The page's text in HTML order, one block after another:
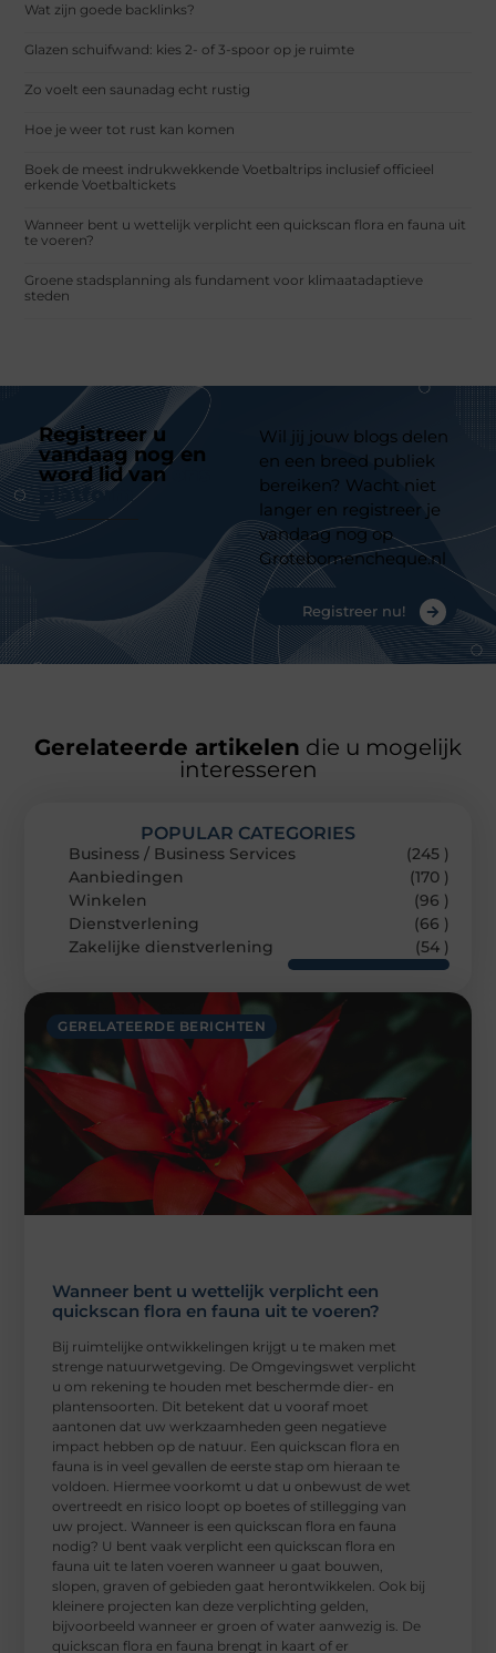
Wat zijn goede backlinks?
Glazen schuifwand: kies 2- of 3-spoor op je ruimte
Zo voelt een saunadag echt rustig
Hoe je weer tot rust kan komen
Boek de meest indrukwekkende Voetbaltrips inclusief officieel
erkende Voetbaltickets
Wanneer bent u wettelijk verplicht een quickscan flora en fauna uit
te voeren?
Groene stadsplanning als fundament voor klimaatadaptieve
steden
Registreer u
vandaag nog en
word lid van
platform
Wil jij jouw blogs delen
en een breed publiek
bereiken? Wacht niet
langer en registreer je
vandaag nog op
Grotebomencheque.nl
Registreer nu!
Gerelateerde artikelen die u mogelijk
interesseren
GERELATEERDE BERICHTEN
Wanneer bent u wettelijk verplicht een
quickscan flora en fauna uit te voeren?
Bij ruimtelijke ontwikkelingen krijgt u te maken met
strenge natuurwetgeving. De Omgevingswet verplicht
u om rekening te houden met beschermde dier- en
plantensoorten. Dit betekent dat u vooraf moet
aantonen dat uw werkzaamheden geen negatieve
impact hebben op de natuur. Een quickscan flora en
fauna is in veel gevallen de eerste stap om hieraan te
voldoen. Hiermee voorkomt u dat u onbewust de wet
overtreedt en risico loopt op boetes of stillegging van
uw project. Wanneer is een quickscan flora en fauna
nodig? U bent vaak verplicht een quickscan flora en
fauna uit te laten voeren wanneer u gaat bouwen,
slopen, graven of gebieden gaat herontwikkelen. Ook bij
kleinere projecten kan deze verplichting gelden,
bijvoorbeeld wanneer er groen of water aanwezig is. De
quickscan flora en fauna brengt in kaart of er
POPULAR CATEGORIES
Business / Business Services
(245 )
Aanbiedingen
(170 )
Winkelen
(96 )
Dienstverlening
(66 )
Zakelijke dienstverlening
(54 )